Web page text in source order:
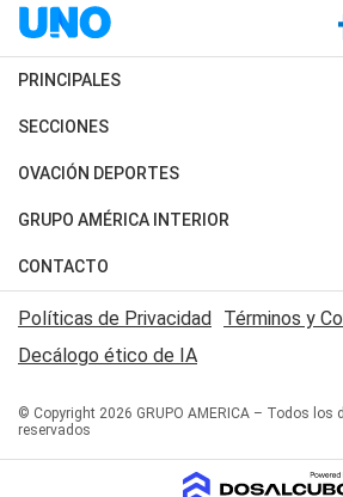
PRINCIPALES
Últimas Noticias
Política
Judiciales
Economia
SECCIONES
Horóscopo
Motores
Trucos caseros
Series y Películas
Edictos y Solicitadas
OVACIÓN DEPORTES
Fútbol
Mundial
Automovilismo
Rugby
Básquet
GRUPO AMÉRICA INTERIOR
Canal 7 en Vivo
San Juan 8
CONTACTO
Acerca de Nosotros
Contactanos
Políticas de Privacidad
Términos y
Decálogo ético de IA
© Copyright 2026 GRUPO AMERICA – Todos los
reservados